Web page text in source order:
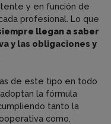
y en función de
profesional. Lo que
llegan a saber
y las obligaciones y
de este tipo en todo
la fórmula
tanto la
como,